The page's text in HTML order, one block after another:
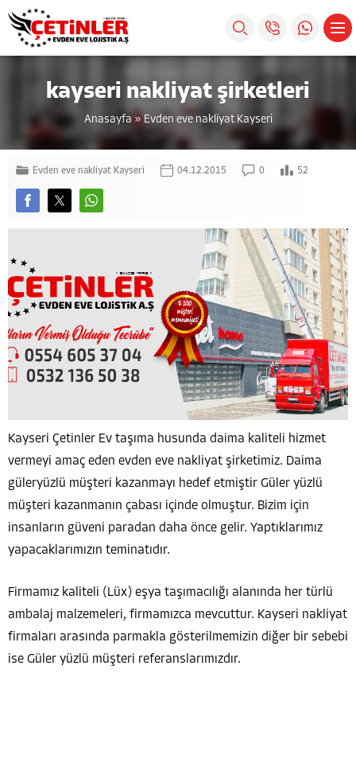
kayseri nakliyat şirketleri
Anasayfa » Evden eve nakliyat Kayseri
Evden eve nakliyat Kayseri 04.12.2015 0 52
Kayseri Çetinler Ev taşıma husunda daima kaliteli hizmet
vermeyi amaç eden evden eve nakliyat şirketimiz. Daima
güleryüzlü müşteri kazanmayı hedef etmiştir Güler yüzlü
müşteri kazanmanın çabası içinde olmuştur. Bizim için
insanların güveni paradan daha önce gelir. Yaptıklarımız
yapacaklarımızın teminatıdır.
Firmamız kaliteli (Lüx) eşya taşımacılığı alanında her türlü
ambalaj malzemeleri, firmamızca mevcuttur. Kayseri nakliyat
firmaları arasında parmakla gösterilmemizin diğer bir sebebi
ise Güler yüzlü müşteri referanslarımızdır.